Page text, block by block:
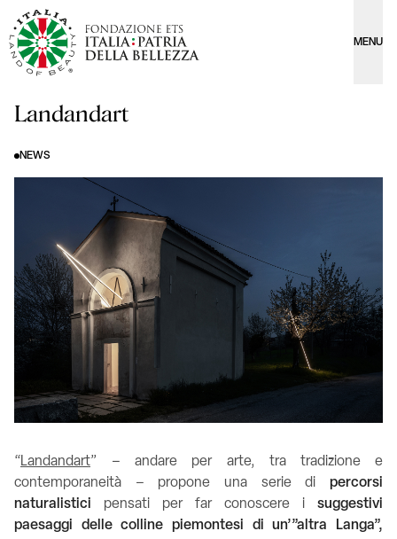
MENU
Landandart
NEWS
“Landandart” – andare per arte, tra tradizione e
contemporaneità – propone una serie di percorsi
naturalistici pensati per far conoscere i suggestivi
paesaggi delle colline piemontesi di un’”altra Langa”,